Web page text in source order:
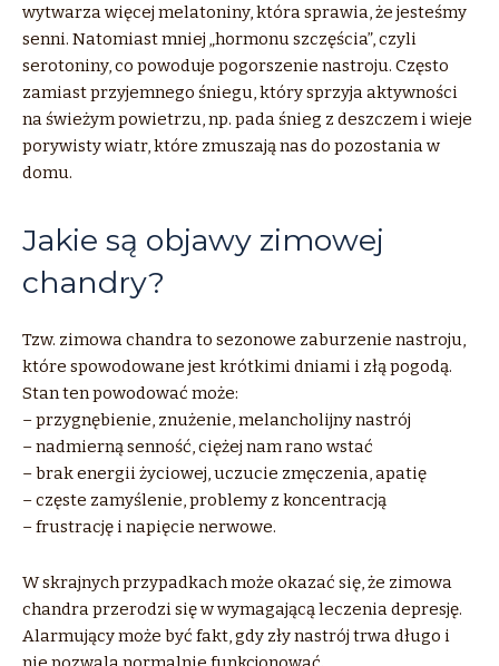
wytwarza więcej melatoniny, która sprawia, że jesteśmy
senni. Natomiast mniej „hormonu szczęścia”, czyli
serotoniny, co powoduje pogorszenie nastroju. Często
zamiast przyjemnego śniegu, który sprzyja aktywności
na świeżym powietrzu, np. pada śnieg z deszczem i wieje
porywisty wiatr, które zmuszają nas do pozostania w
domu.
Jakie są objawy zimowej
chandry?
Tzw. zimowa chandra to sezonowe zaburzenie nastroju,
które spowodowane jest krótkimi dniami i złą pogodą.
Stan ten powodować może:
– przygnębienie, znużenie, melancholijny nastrój
– nadmierną senność, ciężej nam rano wstać
– brak energii życiowej, uczucie zmęczenia, apatię
– częste zamyślenie, problemy z koncentracją
– frustrację i napięcie nerwowe.
W skrajnych przypadkach może okazać się, że zimowa
chandra przerodzi się w wymagającą leczenia depresję.
Alarmujący może być fakt, gdy zły nastrój trwa długo i